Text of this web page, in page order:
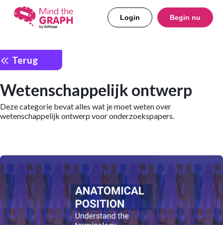
Login Begin nu
Terug
Wetenschappelijk ontwerp
Deze categorie bevat alles wat je moet weten over
wetenschappelijk ontwerp voor onderzoekspapers.